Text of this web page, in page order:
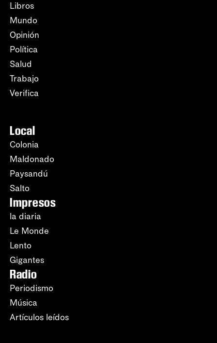
Libros
Mundo
Opinión
Política
Salud
Trabajo
Verifica
Local
Colonia
Maldonado
Paysandú
Salto
Impresos
la diaria
Le Monde
Lento
Gigantes
Radio
Periodismo
Música
Artículos leídos